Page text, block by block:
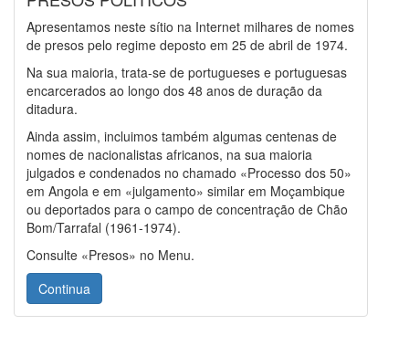
Apresentamos neste sítio na Internet milhares de nomes
de presos pelo regime deposto em 25 de abril de 1974.
Na sua maioria, trata-se de portugueses e portuguesas
encarcerados ao longo dos 48 anos de duração da
ditadura.
Ainda assim, incluimos também algumas centenas de
nomes de nacionalistas africanos, na sua maioria
julgados e condenados no chamado «Processo dos 50»
em Angola e em «julgamento» similar em Moçambique
ou deportados para o campo de concentração de Chão
Bom/Tarrafal (1961-1974).
Consulte «Presos» no Menu.
Continua